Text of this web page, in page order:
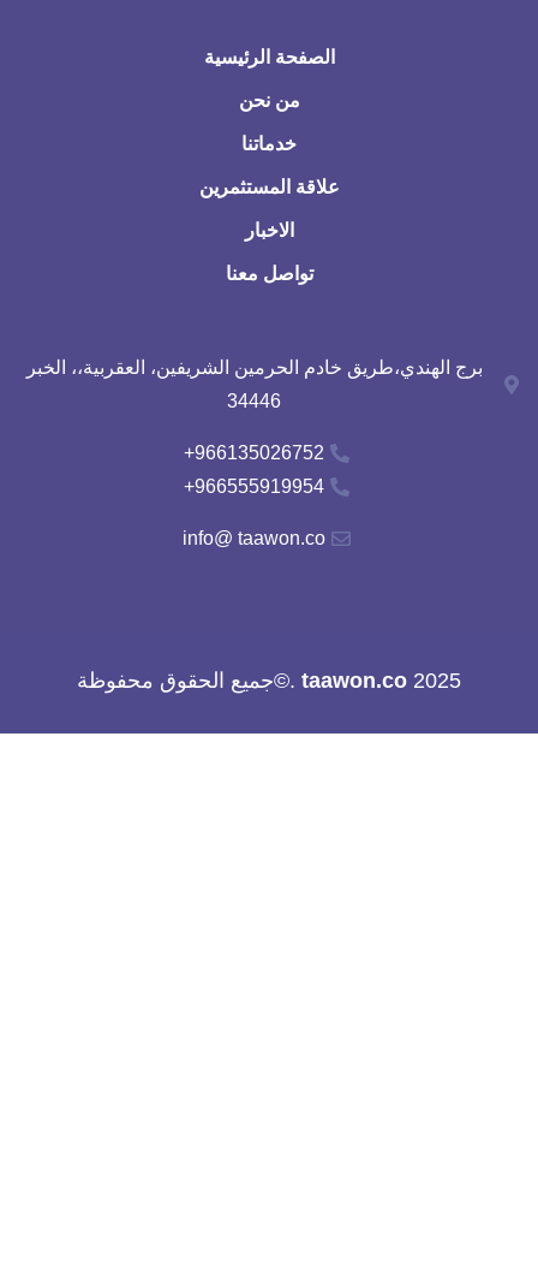
الصفحة الرئيسية
من نحن
خدماتنا
علاقة المستثمرين
الاخبار
تواصل معنا
برج الهندي،طريق خادم الحرمين الشريفين، العقربية،، الخبر
34446
966135026752+
966555919954+
info@ taawon.co
2025
taawon.co.©جميع الحقوق محفوظة